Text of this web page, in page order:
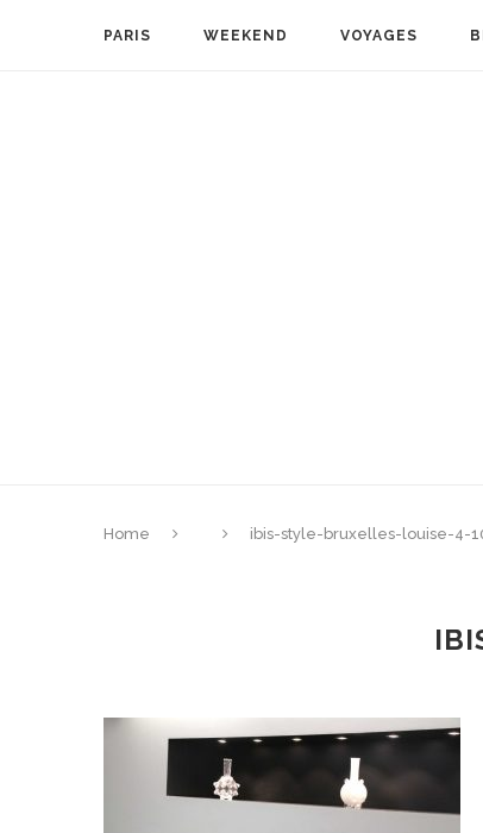
PARIS WEEKEND VOYAGES
Home ibis-style-bruxelles-louise-4-